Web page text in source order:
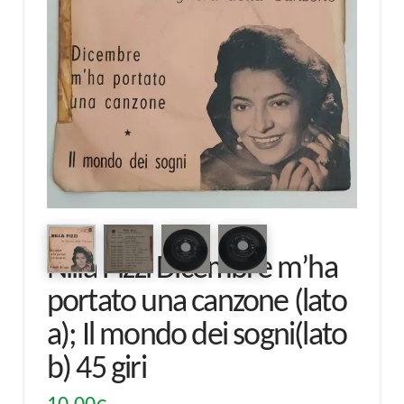
Nilla Pizzi Dicembre m’ha
portato una canzone (lato
a); Il mondo dei sogni(lato
b) 45 giri